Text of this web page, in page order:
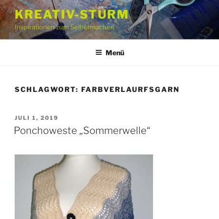
Zum
Inhalt
springen
KREATIV-STURM
Inspirationen zum Selbermachen
Menü
SCHLAGWORT: FARBVERLAURFSGARN
VERÖFFENTLICHT
AM
JULI 1, 2019
Ponchoweste „Sommerwelle“